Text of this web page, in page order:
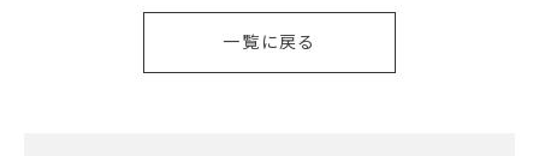
一覧に戻る